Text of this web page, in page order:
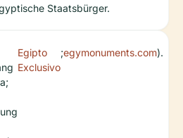
Staatsbürger.
Egipto
Exclusivo
;egymonuments.com).